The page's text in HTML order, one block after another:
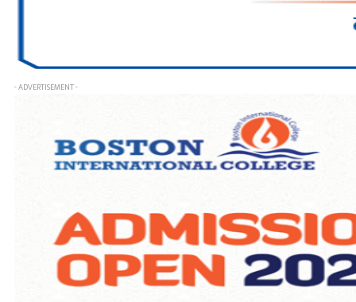
- ADVERTISEMENT -